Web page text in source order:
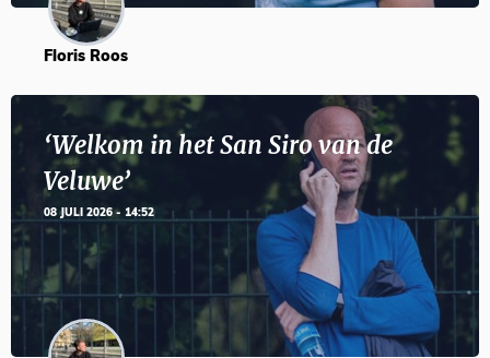
Floris Roos
‘Welkom in het San Siro van de
Veluwe’
08 JULI 2026 - 14:52